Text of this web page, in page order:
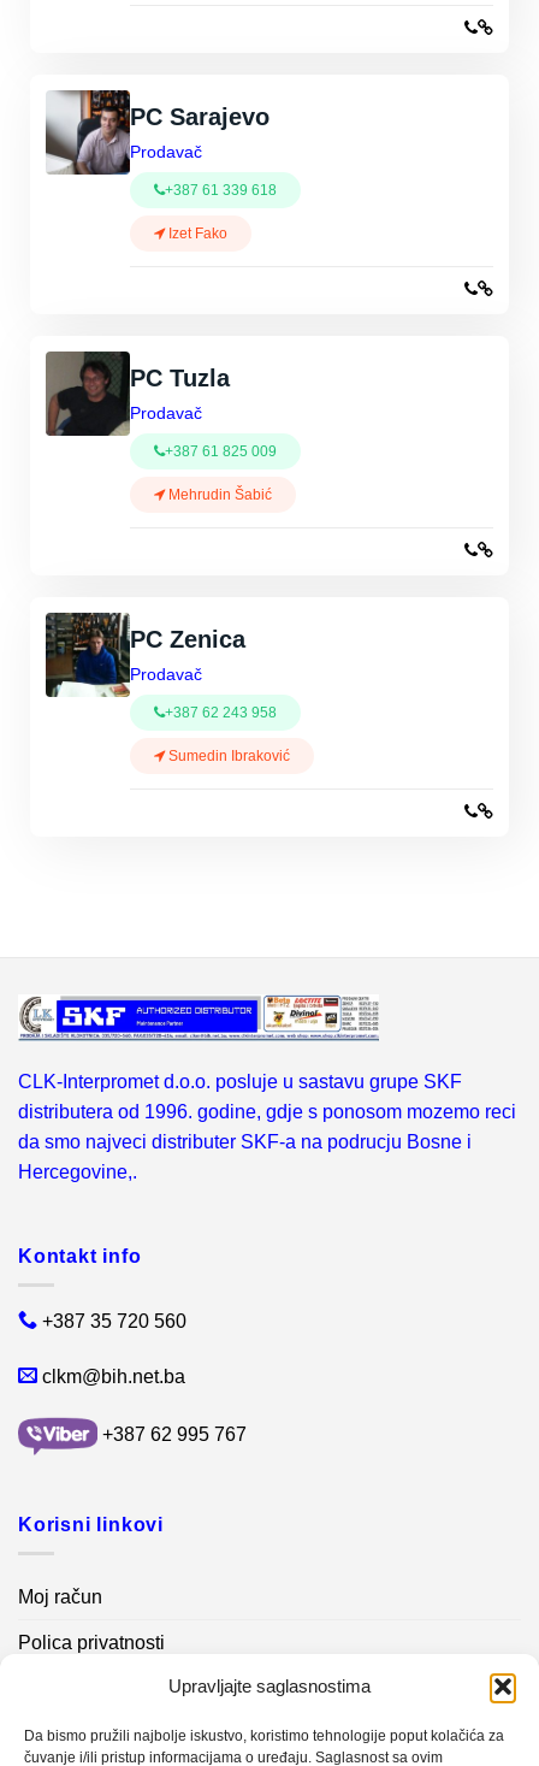
Upravljajte saglasnostima
Da bismo pružili najbolje iskustvo, koristimo tehnologije poput kolačića za
čuvanje i/ili pristup informacijama o uređaju. Saglasnost sa ovim
PC Sarajevo
Prodavač
+387 61 339 618
Izet Fako
PC Tuzla
Prodavač
+387 61 825 009
Mehrudin Šabić
PC Zenica
Prodavač
+387 62 243 958
Sumedin Ibraković
CLK-Interpromet d.o.o. posluje u sastavu grupe SKF
distributera od 1996. godine, gdje s ponosom mozemo reci
da smo najveci distributer SKF-a na podrucju Bosne i
Hercegovine,.
Kontakt info
+387 35 720 560
clkm@bih.net.ba
+387 62 995 767
Korisni linkovi
Moj račun
Polica privatnosti
Kontakt info